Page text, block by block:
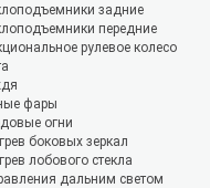
задние
передние
рулевое колесо
фары
огни
боковых зеркал
лобового стекла
дальним светом